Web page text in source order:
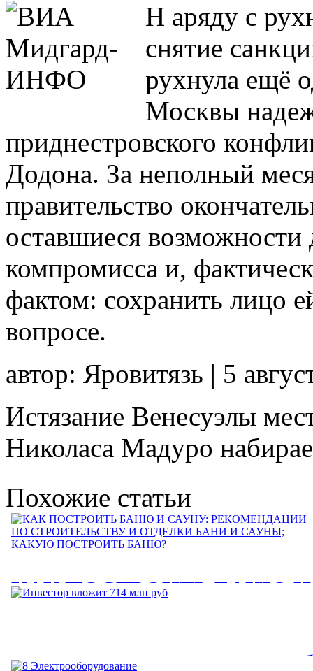
Н аряду с
снятие
рухнула ещё
Москвы
приднестровского
Додона. За неполный
правительство
оставшиеся возможности
компромисса и,
фактом: сохранить лицо
вопросе.
автор: Яровитязь | 5
Истязание Венесуэлы
Николаса Мадуро
Похожие статьи
КАК ПОСТРОИТЬ БАНЮ И
Инвестор вложит 714 млн руб